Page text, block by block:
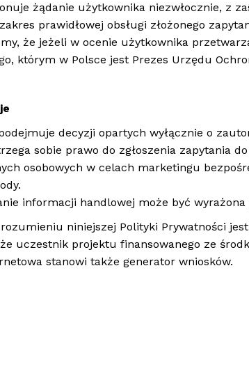
żądanie użytkownika niezwłocznie, z
prawidłowej obsługi złożonego
że jeżeli w ocenie użytkownika
którym w Polsce jest Prezes Urzędu
decyzji opartych wyłącznie o
sobie prawo do zgłoszenia zapytania
osobowych w celach marketingu
informacji handlowej może być
niniejszej Polityki Prywatności
uczestnik projektu finansowanego ze
stanowi także generator wniosków.